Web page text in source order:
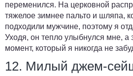
переменился. На церковной
тяжелое зимнее пальто и шляпа,
подходили мужчине, поэтому я
Уходя, он тепло улыбнулся мне, а
момент, который я никогда не
12. Милый джем-